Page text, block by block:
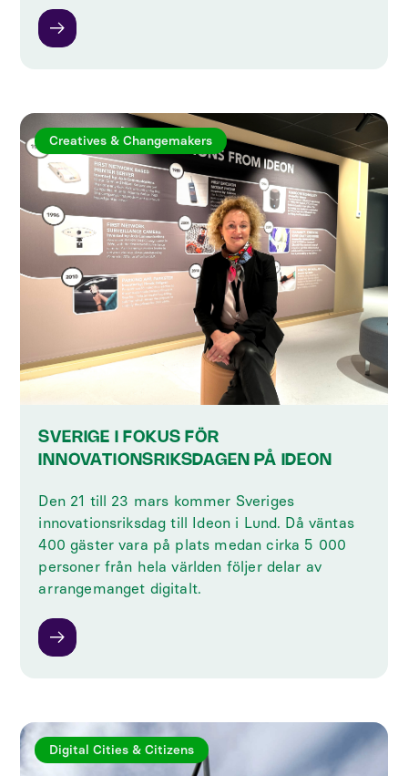
Creatives & Changemakers
SVERIGE I FOKUS FÖR
INNOVATIONSRIKSDAGEN PÅ IDEON
Den 21 till 23 mars kommer Sveriges
innovationsriksdag till Ideon i Lund. Då väntas
400 gäster vara på plats medan cirka 5 000
personer från hela världen följer delar av
arrangemanget digitalt.
Digital Cities & Citizens